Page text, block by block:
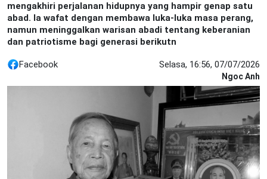
mengakhiri perjalanan hidupnya yang hampir genap satu
abad. Ia wafat dengan membawa luka-luka masa perang,
namun meninggalkan warisan abadi tentang keberanian
dan patriotisme bagi generasi berikutn
Facebook Selasa, 16:56, 07/07/2026
Ngoc Anh